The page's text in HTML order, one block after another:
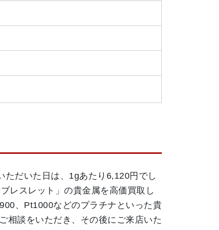
だいた日は、1gあたり6,120円でし
レスレット」の貴金属を高価買取し
、Pt1000などのプラチナといった貴
相談をいただき、その後にご来店いた